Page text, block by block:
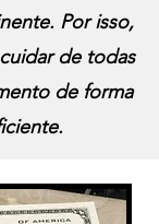
Por isso,
de todas
de forma